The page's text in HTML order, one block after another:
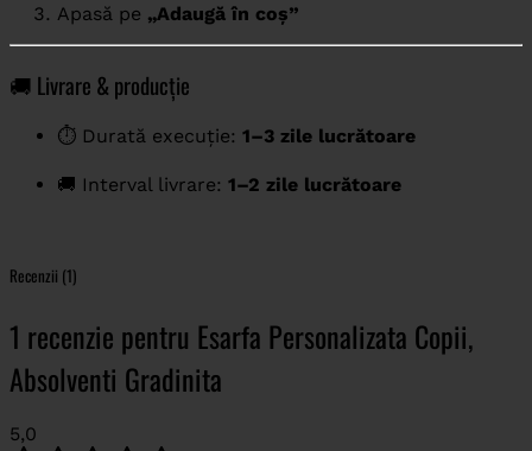
Apasă pe „Adaugă în coș”
🚚 Livrare & producție
⏱️ Durată execuție: 1–3 zile lucrătoare
🚚 Interval livrare: 1–2 zile lucrătoare
Recenzii (1)
1 recenzie pentru Esarfa Personalizata Copii,
Absolventi Gradinita
5,0